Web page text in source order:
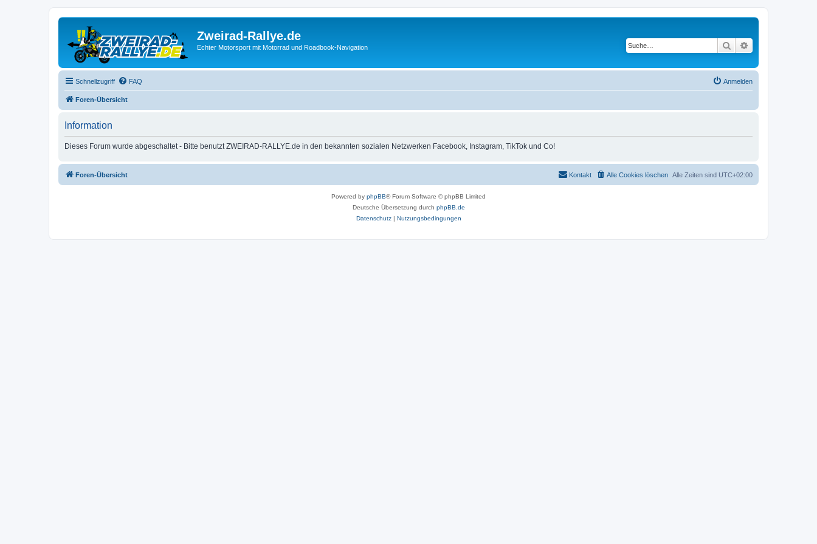
Zweirad-Rallye.de
Echter Motorsport mit Motorrad und Roadbook-Navigation Suche
Schnellzugriff FAQ Anmelden
Foren-Übersicht
Information
Dieses Forum wurde abgeschaltet - Bitte benutzt ZWEIRAD-RALLYE.de in den bekannten sozialen Netzwerken Facebook, Instagram, TikTok und Co!
Foren-Übersicht Alle Zeiten sind UTC+02:00
Alle Cookies löschen
Kontakt
Powered by phpBB® Forum Software © phpBB Limited
Deutsche Übersetzung durch phpBB.de
Datenschutz| Nutzungsbedingungen